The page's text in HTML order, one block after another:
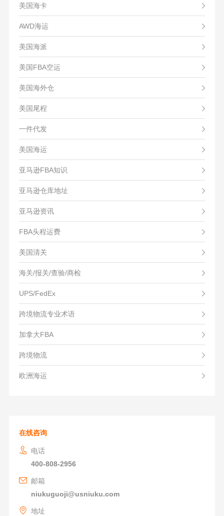
美国海卡
AWD海运
美国海派
美国FBA空运
美国海外仓
美国尾程
一件代发
美国海运
亚马逊FBA知识
亚马逊仓库地址
亚马逊资讯
FBA头程运费
美国清关
海关/报关/查验/商检
UPS/FedEx
跨境物流专业术语
加拿大FBA
跨境物流
欧洲海运
在线咨询
电话
400-808-2956
邮箱
niukuguoji@usniuku.com
地址